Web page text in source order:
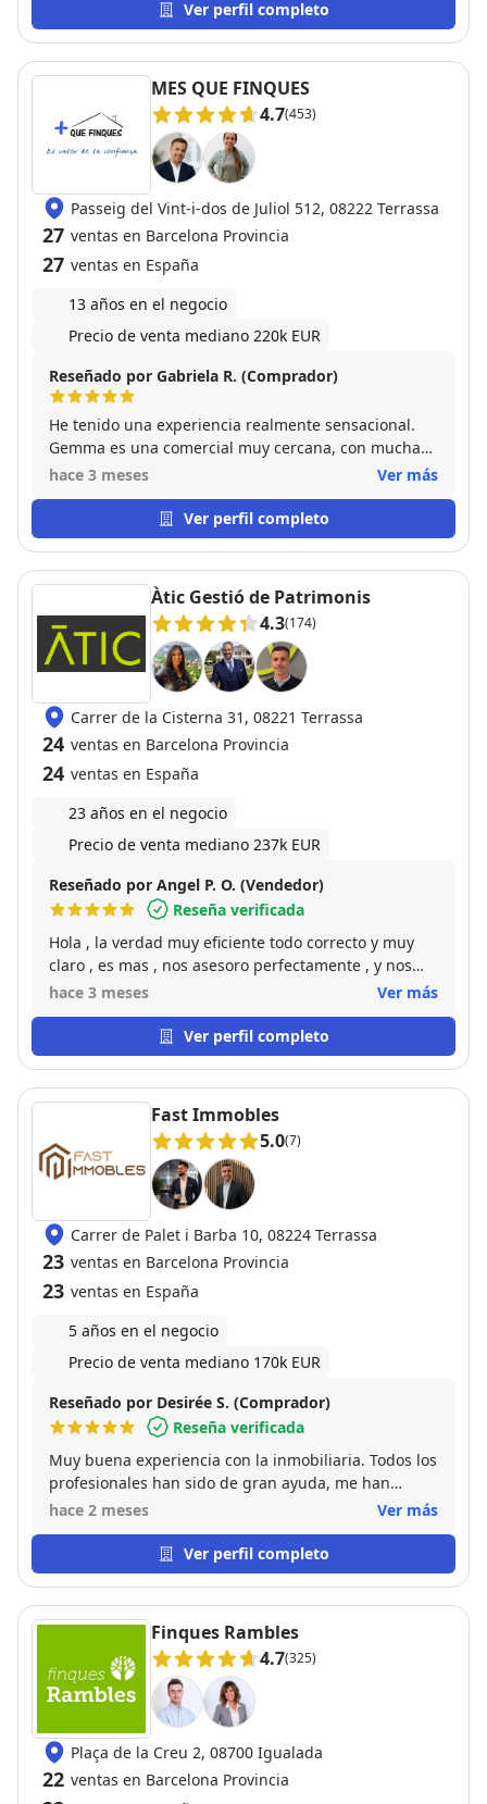
Ver perfil completo
MES QUE FINQUES
4.7(453)
Passeig del Vint-i-dos de Juliol 512, 08222 Terrassa
27 ventas en Barcelona Provincia
27 ventas en España
13 años en el negocio
Precio de venta mediano 220k EUR
Reseñado por Gabriela R. (Comprador)
He tenido una experiencia realmente sensacional.
Gemma es una comercial muy cercana, con mucha
experiencia, muy atenta, siempre acompañándonos
tranquilos y seguros en cada paso de la operación.
La recomiendo 100%, todo ha salido súper bien y
profesionalidad.
hace 3 meses Ver más
Ver perfil completo
Àtic Gestió de Patrimonis
4.3(174)
Carrer de la Cisterna 31, 08221 Terrassa
24 ventas en Barcelona Provincia
24 ventas en España
23 años en el negocio
Precio de venta mediano 237k EUR
Reseñado por Angel P. O. (Vendedor)
Reseña verificada
Hola , la verdad muy eficiente todo correcto y muy
claro , es mas , nos asesoro perfectamente , y nos
dio muy buenas pautas para cerrar la venta , la
hace 3 meses Ver más
Ver perfil completo
Fast Immobles
5.0(7)
Carrer de Palet i Barba 10, 08224 Terrassa
23 ventas en Barcelona Provincia
23 ventas en España
5 años en el negocio
Precio de venta mediano 170k EUR
Reseñado por Desirée S. (Comprador)
Reseña verificada
Muy buena experiencia con la inmobiliaria. Todos los
profesionales han sido de gran ayuda, me han
acompañado durante todo el proceso, ayudándome
disponible para resolver dudas y hacer que todo
fuera mucho más fácil. El trato ha sido cercano,
la ayuda!
hace 2 meses Ver más
Ver perfil completo
Finques Rambles
4.7(325)
Plaça de la Creu 2, 08700 Igualada
22 ventas en Barcelona Provincia